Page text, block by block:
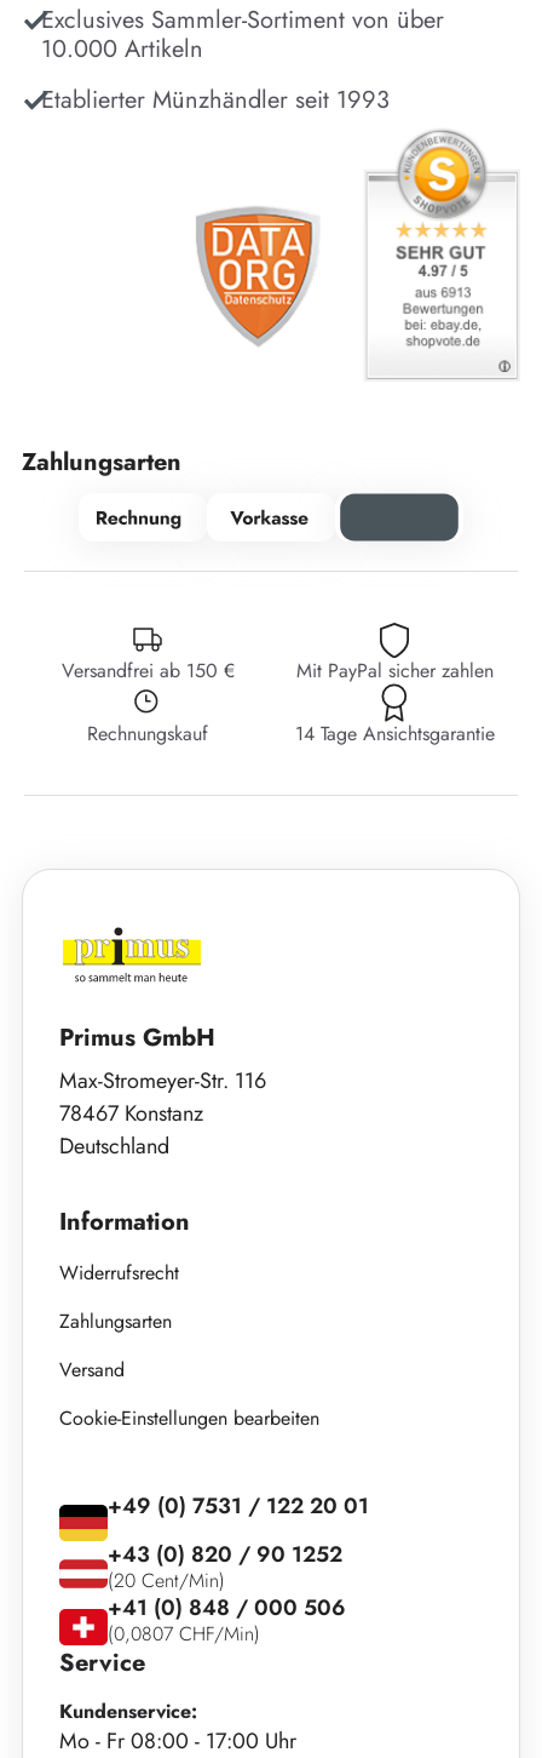
Exclusives Sammler-Sortiment von über
10.000 Artikeln
Etablierter Münzhändler seit 1993
Zahlungsarten
Versandfrei ab 150 € Mit PayPal sicher zahlen
Rechnungskauf 14 Tage Ansichtsgarantie
Primus GmbH
Max-Stromeyer-Str. 116
78467 Konstanz
Deutschland
Information
Widerrufsrecht
Zahlungsarten
Versand
Cookie-Einstellungen bearbeiten
Service
Kundenservice:
Mo - Fr 08:00 - 17:00 Uhr
+49 (0) 7531 / 122 20 01
+43 (0) 820 / 90 1252
(20 Cent/Min)
+41 (0) 848 / 000 506
(0,0807 CHF/Min)